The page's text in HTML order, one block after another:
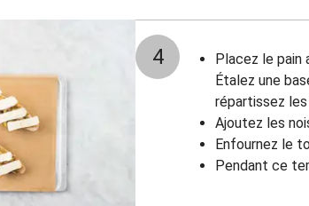
4
Placez le pain
Étalez une
répartissez
Ajoutez les
Enfournez le
Pendant ce